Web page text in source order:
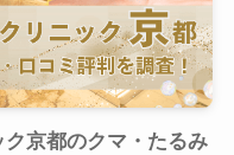
京都のクマ・たるみ